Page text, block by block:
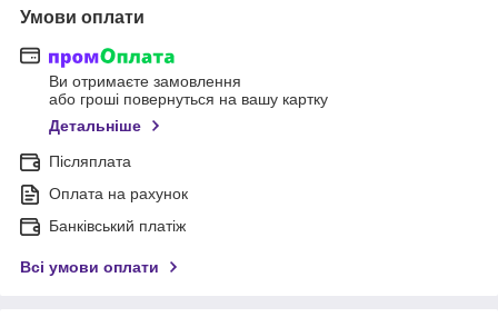
Умови оплати
Ви отримаєте замовлення
або гроші повернуться на вашу картку
Детальніше
Післяплата
Оплата на рахунок
Банківський платіж
Всі умови оплати